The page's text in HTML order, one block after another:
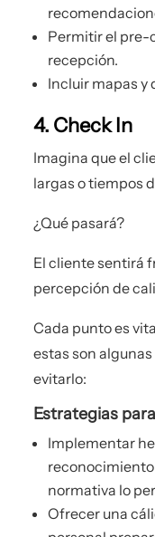
Permitir el pre-
recepción.
Incluir mapas y
4. Check In
Imagina que el
largas o tiempos
¿Qué pasará?
El cliente sentirá
percepción de
Cada punto es
estas son
evitarlo:
Estrategias
Implementar
normativa lo
Ofrecer una